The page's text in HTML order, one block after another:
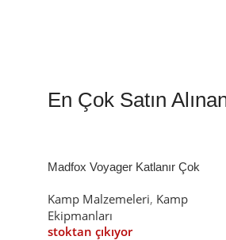
En Çok Satın
Madfox Voyager Katlanır Çok
BLACK
Kamp Malzemeleri, Kamp
Ekipmanları
stoktan çıkıyor